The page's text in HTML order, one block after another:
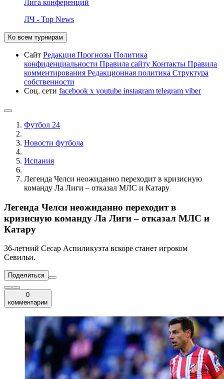
Лига конференций
ЛЧ - Top News
Ко всем турнирам
Сайт Редакция Прогнозы Политика
конфиденциальности Правила сайту Контакты Правила
комментирования Редакционная политика Структура
собственности
Соц. сети facebook x youtube instagram telegram viber
Футбол 24
Новости футбола
Испания
Легенда Челси неожиданно переходит в кризисную
команду Ла Лиги – отказал МЛС и Катару
Легенда Челси неожиданно переходит в
кризисную команду Ла Лиги – отказал МЛС и
Катару
36-летний Сесар Аспиликуэта вскоре станет игроком
Севильи.
Поделиться
0
комментарии